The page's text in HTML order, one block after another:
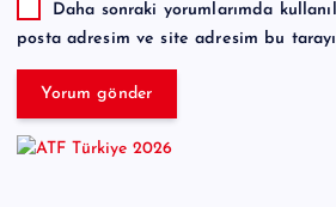
Daha sonraki yorumlarımda
posta adresim ve site adresim bu